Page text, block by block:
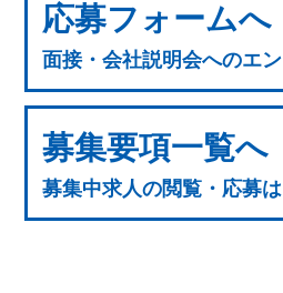
応募フォームへ
面接・会社説明会へのエ
募集要項一覧へ
募集中求人の閲覧・応募